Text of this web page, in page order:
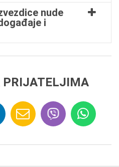
nude
i
PRIJATELJIMA